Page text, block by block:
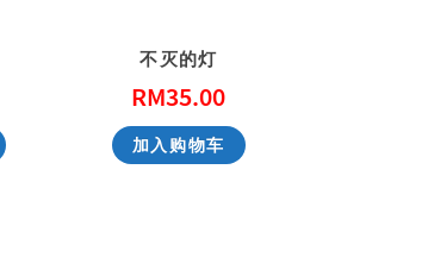
不灭的灯
RM35.00
加入购物车
天国的童话系列 – 大熊爵士开新店